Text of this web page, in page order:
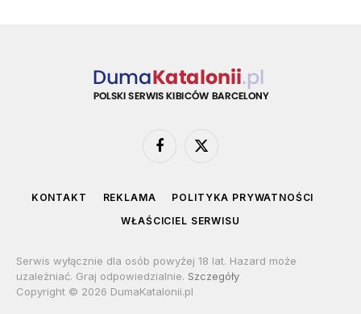
Facebook
X
KONTAKT REKLAMA
POLITYKA PRYWATNOŚCI
WŁAŚCICIEL SERWISU
Serwis wyłącznie dla osób powyżej 18 lat. Hazard może
uzależniać. Graj odpowiedzialnie. Szczegóły
Copyright © 2026 DumaKatalonii.pl